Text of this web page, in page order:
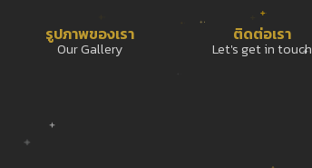
รูปภาพของเรา
Our Gallery
ติดต่อเรา
Let's get in touch​